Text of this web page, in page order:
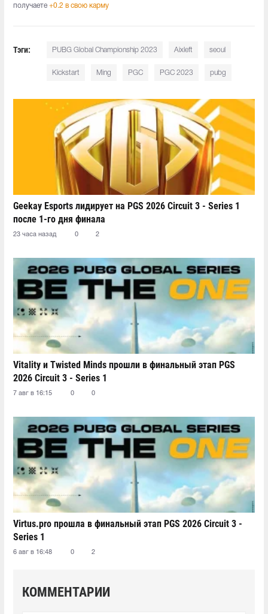
получаете +0.2 в свою карму
Тэги: PUBG Global Championship 2023 Aixleft seoul
Kickstart Ming PGC PGC 2023 pubg
Geekay Esports лидирует на PGS 2026 Circuit 3 - Series 1
после 1-го дня финала
23 часа назад 0 2
Vitality и Twisted Minds прошли в финальный этап PGS
2026 Circuit 3 - Series 1
7 авг в 16:15 0 0
Virtus.pro прошла в финальный этап PGS 2026 Circuit 3 -
Series 1
6 авг в 16:48 0 2
КОММЕНТАРИИ